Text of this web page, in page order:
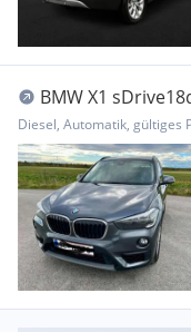
BMW X1
Diesel, Automatik, gültiges